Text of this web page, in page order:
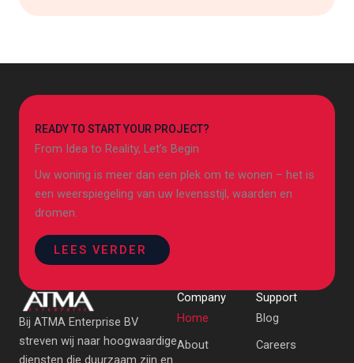
READY TO START YOUR PROJECT?
From Idea to Reality, Let’s Begin
Uw woning is meer dan een plek om te wonen – het is
een weerspiegeling van uw levensstijl, waarden en
dromen.
LEES VERDER
Bij ATMA Enterprise BV
streven wij naar hoogwaardige
diensten die duurzaam zijn en
Company
Home
About
Support
Blog
Careers